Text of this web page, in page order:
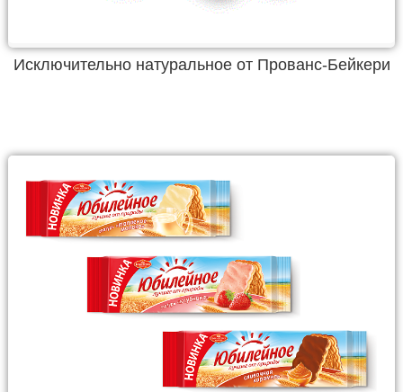
Исключительно натуральное от Прованс-Бейкери